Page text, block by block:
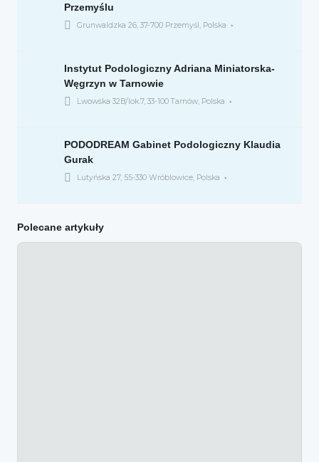
Przemyślu
Grunwaldzka 26, 37-700 Przemyśl, Polska
Instytut Podologiczny Adriana Miniatorska-
Węgrzyn w Tarnowie
Lwowska 32B/lok.7, 33-100 Tarnów, Polska
PODODREAM Gabinet Podologiczny Klaudia
Gurak
Lutyńska 27, 55-330 Wróblowice, Polska
Polecane artykuły